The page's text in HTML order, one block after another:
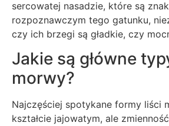
sercowatej nasadzie, które są
rozpoznawczym tego gatunku,
czy ich brzegi są gładkie, czy
Jakie są główne
morwy?
Najczęściej spotykane formy liści
kształcie jajowatym, ale